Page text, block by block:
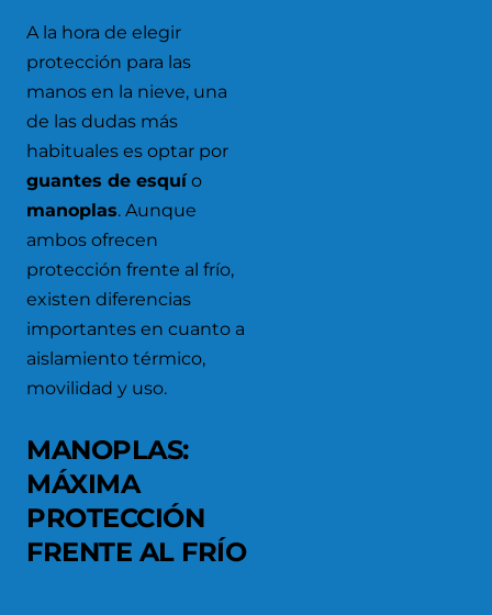
A la hora de elegir
protección para las
manos en la nieve, una
de las dudas más
habituales es optar por
guantes de esquío
manoplas. Aunque
ambos ofrecen
protección frente al frío,
existen diferencias
importantes en cuanto a
aislamiento térmico,
movilidad y uso.
MANOPLAS:
MÁXIMA
PROTECCIÓN
FRENTE AL FRÍO